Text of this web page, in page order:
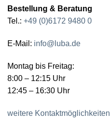
Bestellung & Beratung
Tel.: +49 (0)6172 9480 0
E-Mail: info@luba.de
Montag bis Freitag:
8:00 – 12:15 Uhr
12:45 – 16:30 Uhr
weitere Kontaktmöglichkeiten